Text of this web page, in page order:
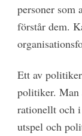
personer
förstår dem.
Ett av
politiker. Man
rationellt och
utspel och